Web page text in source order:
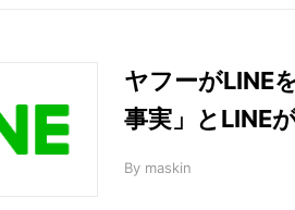
ヤフーがLINE
事実」とLINE
By maskin